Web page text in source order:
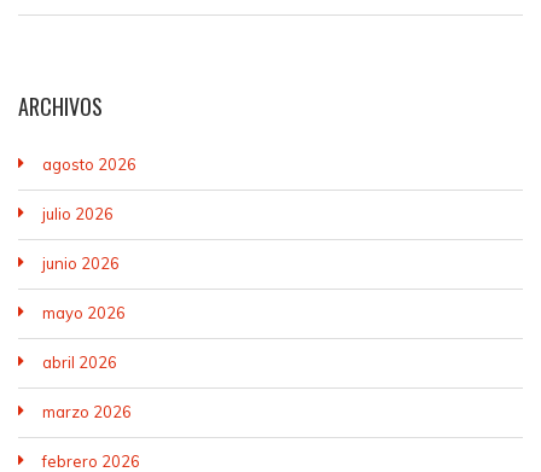
ARCHIVOS
agosto 2026
julio 2026
junio 2026
mayo 2026
abril 2026
marzo 2026
febrero 2026